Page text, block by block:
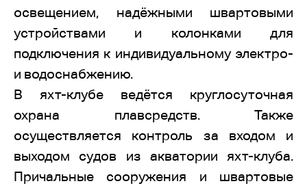
освещением, надёжными швартовыми
устройствами и колонками для
подключения к индивидуальному электро-
и водоснабжению.
В яхт-клубе ведётся круглосуточная
охрана плавсредств. Также
осуществляется контроль за входом и
выходом судов из акватории яхт-клуба.
Причальные сооружения и швартовые